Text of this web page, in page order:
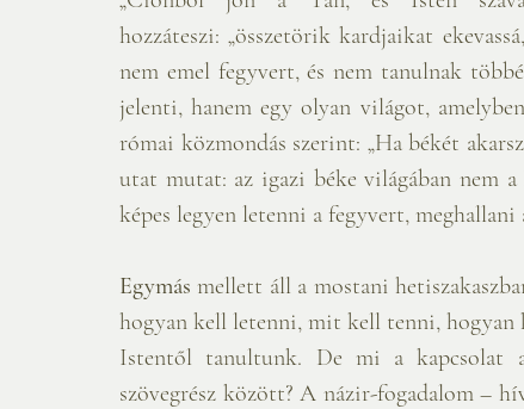
hozzáteszi: „összetörik kardjaikat
nem emel fegyvert, és nem tanulnak
jelenti, hanem egy olyan világot,
római közmondás szerint: „Ha békét
utat mutat: az igazi béke világában nem
képes legyen letenni a fegyvert,
Egymás mellett áll a mostani
hogyan kell letenni, mit kell tenni, hogyan
Istentől tanultunk. De mi a kapcsolat
szövegrész között? A názir-fogadalom –